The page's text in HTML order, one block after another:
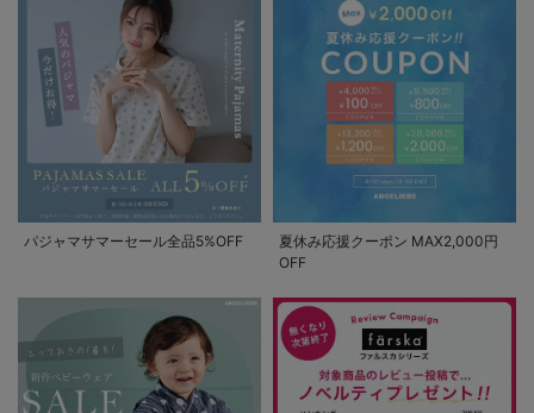
パジャマサマーセール全品5%OFF
夏休み応援クーポン MAX2,000円
OFF